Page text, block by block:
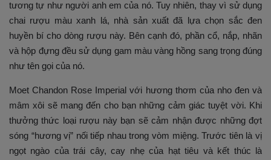
tương tự như người anh em của nó. Tuy nhiên, thay vì sử dụng
chai rượu màu xanh lá, nhà sản xuất đã lựa chọn sắc đen
huyền bí cho dòng rượu này. Bên cạnh đó, phần cổ, nắp, nhãn
và hộp đựng đều sử dụng gam màu vàng hồng sang trọng đúng
như tên gọi của nó.
Moet Chandon Rose Imperial với hương thơm của nho đen và
mâm xôi sẽ mang đến cho bạn những cảm giác tuyệt vời. Khi
thưởng thức loại rượu này bạn sẽ cảm nhận được những đợt
sóng “hương vị” nối tiếp nhau trong vòm miệng. Trước tiên là vị
ngọt ngào của trái cây, cay nhẹ của hạt tiêu và kết thúc là